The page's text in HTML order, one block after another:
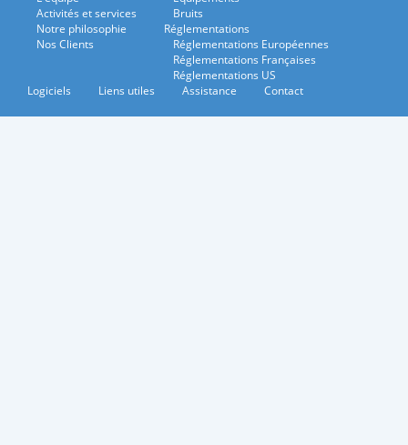
Activités et services
Notre philosophie
Nos Clients
Bruits
Réglementations
Réglementations Européennes
Réglementations Françaises
Réglementations US
Logiciels
Liens utiles Assistance Contact